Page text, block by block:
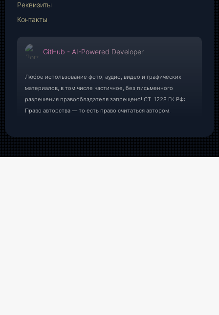
Реквизиты
Контакты
GitHub - AI-Powered Developer
Любое использование фото, аудио, видео и графических
материалов, в том числе частичное, без письменного
разрешения правообладателя запрещено! СТ. 1228 ГК РФ:
Право авторства — то есть право считаться автором.